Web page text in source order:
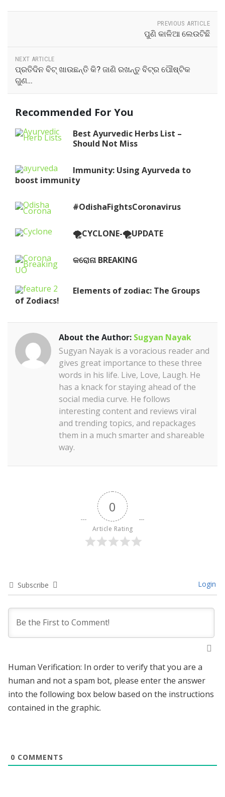
PREVIOUS ARTICLE
ପୁଣି କାଳିଆ ଲେଉଟିଛି
NEXT ARTICLE
ପ୍ରତିଦିନ ବିଟ୍ ଖାଉଛନ୍ତି କି? ଜାଣି ରଖନ୍ତୁ ବିଟ୍ର ପୌଷ୍ଟିକ
ଗୁଣ…
Recommended For You
Best Ayurvedic Herbs List –
Should Not Miss
Immunity: Using Ayurveda to
boost immunity
#OdishaFightsCoronavirus
🌪️CYCLONE-🌪️UPDATE
କରୋନା BREAKING
Elements of zodiac: The Groups
of Zodiacs!
About the Author: Sugyan Nayak
Sugyan Nayak is a voracious reader and
gives great importance to these three
words in his life. Live, Love, Laugh. He
has a knack for staying ahead of the
social media curve. He follows
interesting content and reviews viral
and trending topics, and repackages
them in a much smarter and shareable
way.
0
Article Rating
Subscribe Login
Human Verification: In order to verify that you are a
human and not a spam bot, please enter the answer
into the following box below based on the instructions
contained in the graphic.
0 COMMENTS